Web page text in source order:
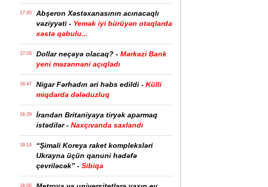
17:20
Abşeron Xəstəxanasının acınacaqlı
vəziyyəti - Yemək iyi bürüyən otaqlarda
xəstə qəbulu...
17:03 Dollar neçəyə olacaq? - Mərkəzi Bank
yeni məzənnəni açıqladı
16:47 Nigar Fərhadın əri həbs edildi - Külli
miqdarda dələduzluq
16:29
İrandan Britaniyaya tiryək aparmaq
istədilər - Naxçıvanda saxlandı
16:14
“Şimali Koreya raket kompleksləri
Ukrayna üçün qanuni hədəfə
çevriləcək” - Sibiqa
16:00